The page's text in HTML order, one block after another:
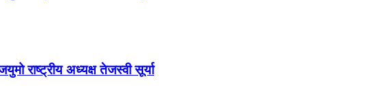
राष्ट्रीय अध्यक्ष तेजस्वी सूर्या